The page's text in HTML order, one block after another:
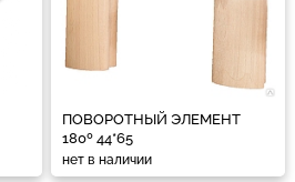
ПОВОРОТНЫЙ ЭЛЕМЕНТ
180º 44*65
нет в наличии